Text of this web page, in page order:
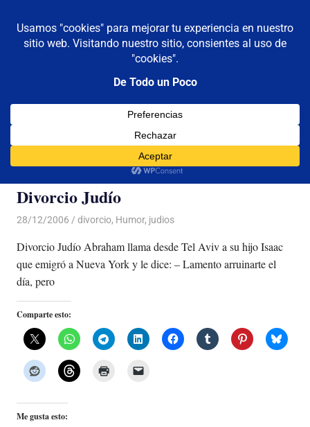
contenido
De todo un poco
Reflexiones,
Viajes
MENÚ
Categoría:judios
Divorcio Judío
28/12/2006 Luis Castellanos
divorcio, Humor, judios
Divorcio Judío Abraham llama desde Tel Aviv a su hijo Isaac
que emigró a Nueva York y le dice: – Lamento arruinarte el
día, pero
Comparte esto:
Me gusta esto: